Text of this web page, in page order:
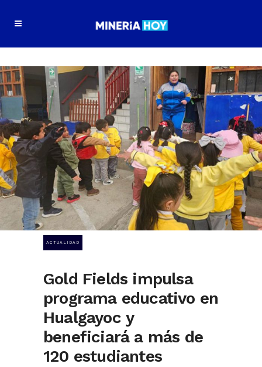
ACTUALIDAD
Gold Fields impulsa
programa educativo en
Hualgayoc y
beneficiará a más de
120 estudiantes